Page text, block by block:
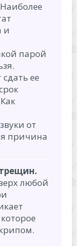
Наиболее
и
парой
ее
от
причина
любой